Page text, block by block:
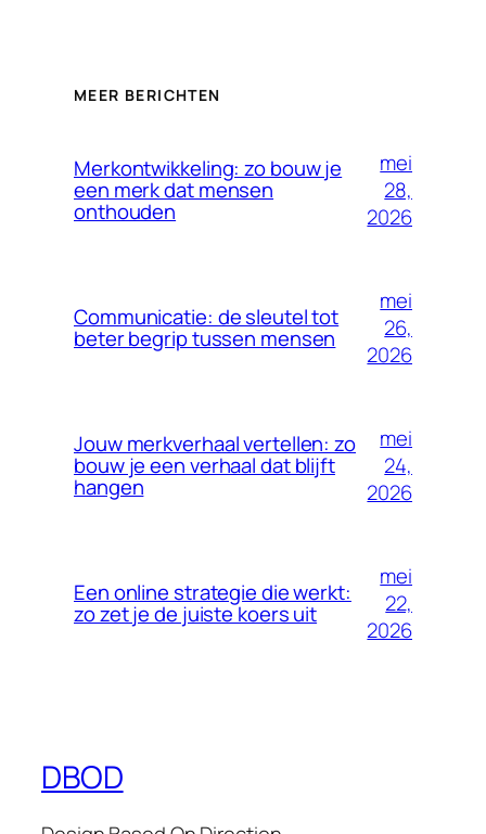
MEER BERICHTEN
Merkontwikkeling: zo bouw je
een merk dat mensen
onthouden
mei
28,
2026
Communicatie: de sleutel tot
beter begrip tussen mensen
mei
26,
2026
Jouw merkverhaal vertellen: zo
bouw je een verhaal dat blijft
hangen
mei
24,
2026
Een online strategie die werkt:
zo zet je de juiste koers uit
mei
22,
2026
DBOD